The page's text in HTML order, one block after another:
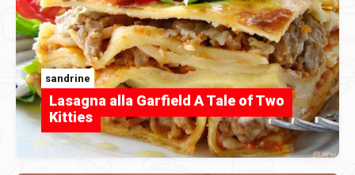
sandrine
Lasagna alla Garfield A Tale of Two
Kitties